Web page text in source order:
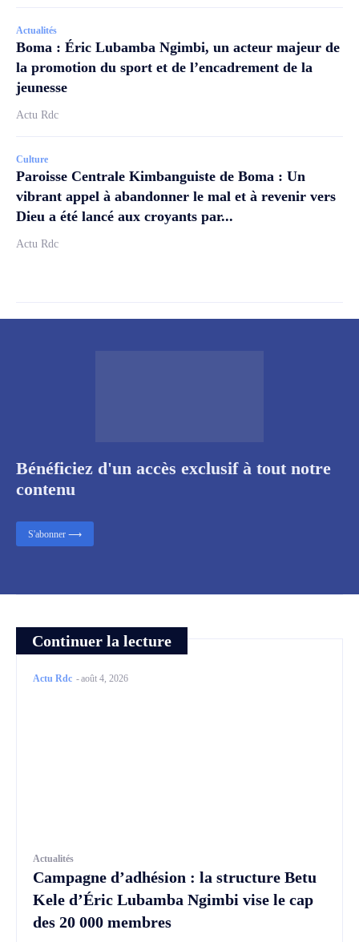
Actualités
Boma : Éric Lubamba Ngimbi, un acteur majeur de
la promotion du sport et de l’encadrement de la
jeunesse
Actu Rdc
Culture
Paroisse Centrale Kimbanguiste de Boma : Un
vibrant appel à abandonner le mal et à revenir vers
Dieu a été lancé aux croyants par...
Actu Rdc
Continuer la lecture
Actu Rdc -août 4, 2026
Actualités
Campagne d’adhésion : la structure Betu
Kele d’Éric Lubamba Ngimbi vise le cap
des 20 000 membres
Bénéficiez d'un accès exclusif à tout notre
contenu
S'abonner ⟶